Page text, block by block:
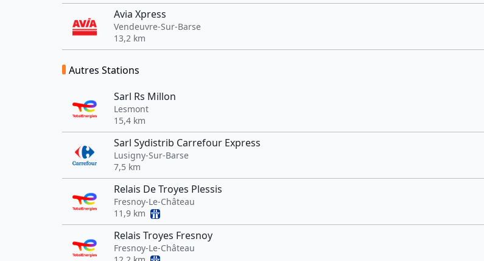
Avia Xpress
Vendeuvre-Sur-Barse
13,2 km
Autres Stations
Sarl Rs Millon
Lesmont
15,4 km
Sarl Sydistrib Carrefour Express
Lusigny-Sur-Barse
7,5 km
Relais De Troyes Plessis
Fresnoy-Le-Château
11,9 km
Relais Troyes Fresnoy
Fresnoy-Le-Château